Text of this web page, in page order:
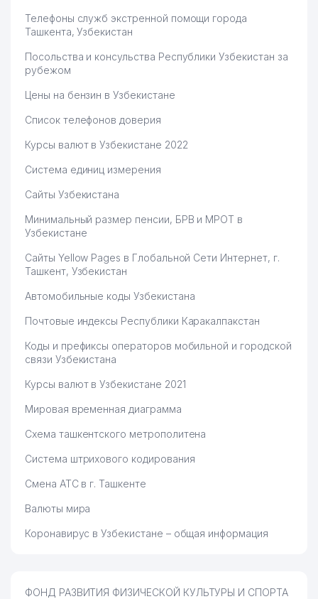
Телефоны служб экстренной помощи города
Ташкента, Узбекистан
Посольства и консульства Республики Узбекистан за
рубежом
Цены на бензин в Узбекистане
Список телефонов доверия
Курсы валют в Узбекистане 2022
Система единиц измерения
Сайты Узбекистана
Минимальный размер пенсии, БРВ и МРОТ в
Узбекистане
Сайты Yellow Pages в Глобальной Сети Интернет, г.
Ташкент, Узбекистан
Автомобильные коды Узбекистана
Почтовые индексы Республики Каракалпакстан
Коды и префиксы операторов мобильной и городской
связи Узбекистана
Курсы валют в Узбекистане 2021
Мировая временная диаграмма
Схема ташкентского метрополитена
Система штрихового кодирования
Смена АТС в г. Ташкенте
Валюты мира
Коронавирус в Узбекистане – общая информация
ФОНД РАЗВИТИЯ ФИЗИЧЕСКОЙ КУЛЬТУРЫ И СПОРТА